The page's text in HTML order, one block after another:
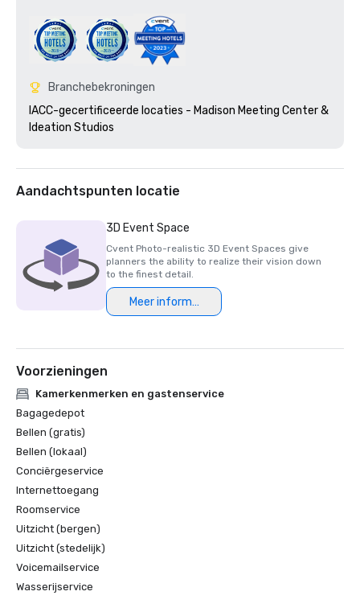
Branchebekroningen
IACC-gecertificeerde locaties - Madison Meeting Center &
Aandachtspunten locatie
3D Event Space
Cvent Photo-realistic 3D Event Spaces give
planners the ability to realize their vision down
to the finest detail.
Meer informatie
Voorzieningen
Kamerkenmerken en gastenservice
Bagagedepot
Bellen (gratis)
Bellen (lokaal)
Conciërgeservice
Internettoegang
Roomservice
Uitzicht (bergen)
Uitzicht (stedelijk)
Voicemailservice
Wasserijservice